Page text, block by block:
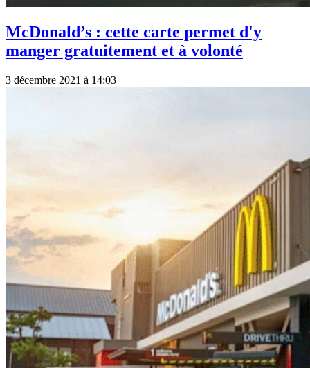
McDonald’s : cette carte permet d'y
manger gratuitement et à volonté
3 décembre 2021 à 14:03